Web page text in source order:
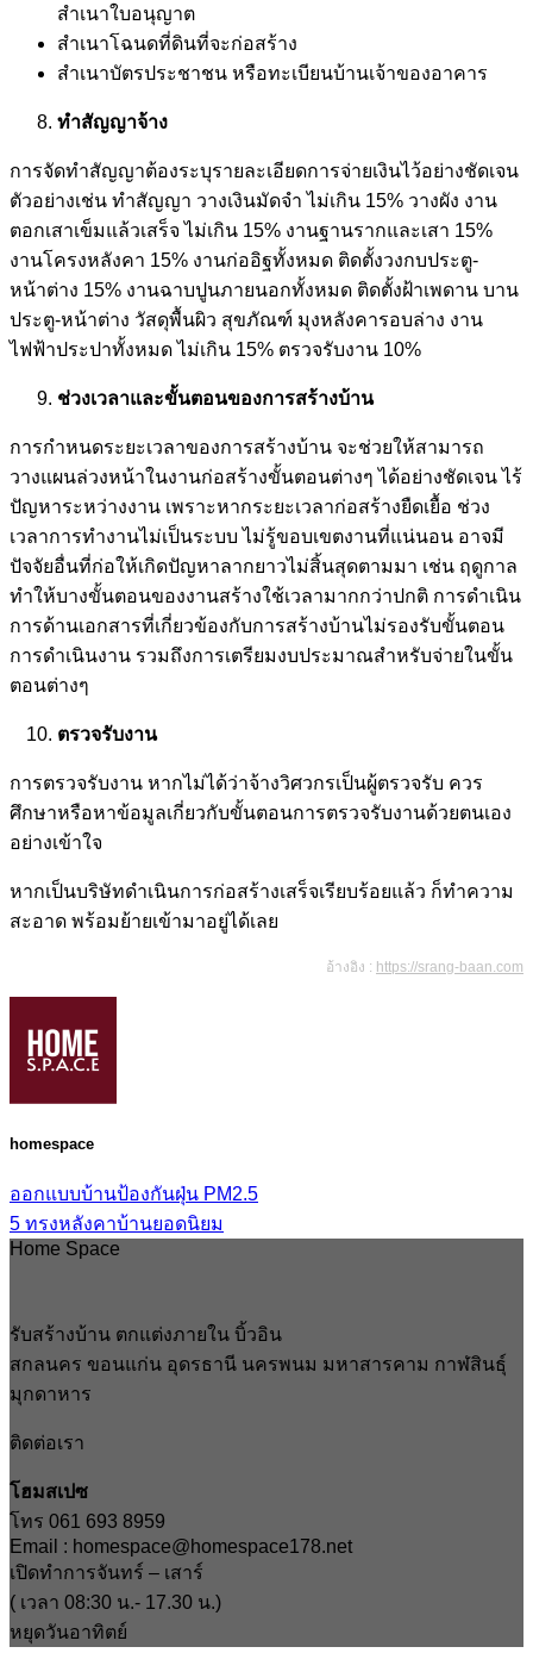
สำเนาใบอนุญาต
สำเนาโฉนดที่ดินที่จะก่อสร้าง
สำเนาบัตรประชาชน หรือทะเบียนบ้านเจ้าของอาคาร
ทำสัญญาจ้าง
การจัดทำสัญญาต้องระบุรายละเอียดการจ่ายเงินไว้อย่างชัดเจน
ตัวอย่างเช่น ทำสัญญา วางเงินมัดจำ ไม่เกิน 15% วางผัง งาน
ตอกเสาเข็มแล้วเสร็จ ไม่เกิน 15% งานฐานรากและเสา 15%
งานโครงหลังคา 15% งานก่ออิฐทั้งหมด ติดตั้งวงกบประตู-
หน้าต่าง 15% งานฉาบปูนภายนอกทั้งหมด ติดตั้งฝ้าเพดาน บาน
ประตู-หน้าต่าง วัสดุพื้นผิว สุขภัณฑ์ มุงหลังคารอบล่าง งาน
ไฟฟ้าประปาทั้งหมด ไม่เกิน 15% ตรวจรับงาน 10%
ช่วงเวลาและขั้นตอนของการสร้างบ้าน
การกำหนดระยะเวลาของการสร้างบ้าน จะช่วยให้สามารถ
วางแผนล่วงหน้าในงานก่อสร้างขั้นตอนต่างๆ ได้อย่างชัดเจน ไร้
ปัญหาระหว่างงาน เพราะหากระยะเวลาก่อสร้างยืดเยื้อ ช่วง
เวลาการทำงานไม่เป็นระบบ ไม่รู้ขอบเขตงานที่แน่นอน อาจมี
ปัจจัยอื่นที่ก่อให้เกิดปัญหาลากยาวไม่สิ้นสุดตามมา เช่น ฤดูกาล
ทำให้บางขั้นตอนของงานสร้างใช้เวลามากกว่าปกติ การดำเนิน
การด้านเอกสารที่เกี่ยวข้องกับการสร้างบ้านไม่รองรับขั้นตอน
การดำเนินงาน รวมถึงการเตรียมงบประมาณสำหรับจ่ายในขั้น
ตอนต่างๆ
ตรวจรับงาน
การตรวจรับงาน หากไม่ได้ว่าจ้างวิศวกรเป็นผู้ตรวจรับ ควร
ศึกษาหรือหาข้อมูลเกี่ยวกับขั้นตอนการตรวจรับงานด้วยตนเอง
อย่างเข้าใจ
หากเป็นบริษัทดำเนินการก่อสร้างเสร็จเรียบร้อยแล้ว ก็ทำความ
สะอาด พร้อมย้ายเข้ามาอยู่ได้เลย
อ้างอิง : https://srang-baan.com
homespace
ออกแบบบ้านป้องกันฝุ่น PM2.5
5 ทรงหลังคาบ้านยอดนิยม
Home Space
รับสร้างบ้าน ตกแต่งภายใน บิ้วอิน
สกลนคร ขอนแก่น อุดรธานี นครพนม มหาสารคาม กาฬสินธุ์
มุกดาหาร
ติดต่อเรา
โฮมสเปซ
โทร 061 693 8959
Email : homespace@homespace178.net
เปิดทำการจันทร์ – เสาร์
( เวลา 08:30 น.- 17.30 น.)
หยุดวันอาทิตย์